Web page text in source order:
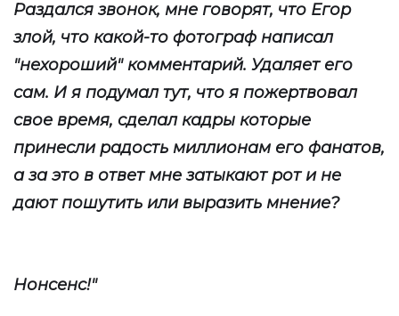
Раздался звонок, мне говорят, что Егор
злой, что какой-то фотограф написал
"нехороший" комментарий. Удаляет его
сам. И я подумал тут, что я пожертвовал
свое время, сделал кадры которые
принесли радость миллионам его фанатов,
а за это в ответ мне затыкают рот и не
дают пошутить или выразить мнение?
Нонсенс!"